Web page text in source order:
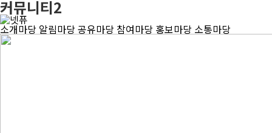
커뮤니티2
전
체
보
기
검
색
하
소개마당 알림마당공유마당 참여마당 홍보마당 소통마당